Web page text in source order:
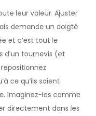
leur valeur. Ajuster
demande un doigté
et c’est tout le
d’un tournevis (et
ce qu’ils soient
Imaginez-les comme
directement dans les